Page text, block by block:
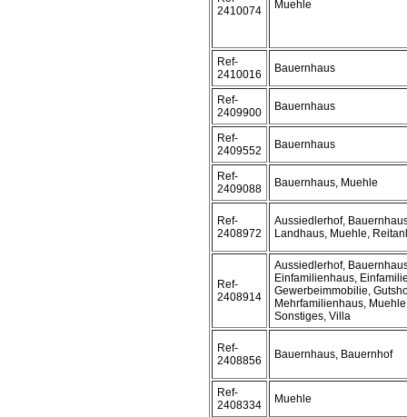
2410074
Muehle
Ref-
2410016
Bauernhaus
Ref-
2409900
Bauernhaus
Ref-
2409552
Bauernhaus
Ref-
2409088
Bauernhaus, Muehle
Ref-
2408972
Aussiedlerhof,
Landhaus, Muehle,
Ref-
2408914
Aussiedlerhof,
Einfamilienhaus,
Gewerbeimmobilie,
Mehrfamilienhaus,
Sonstiges, Villa
Ref-
2408856
Bauernhaus, Bauernhof
Ref-
2408334
Muehle